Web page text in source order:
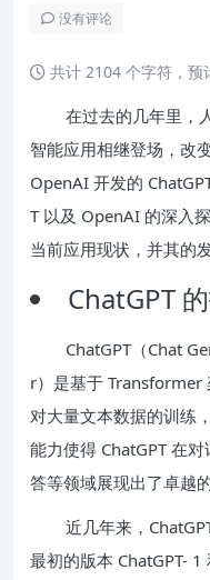
没有评论
共计 2104 个字符，预
在过去的几年里，
智能应用相继登场，改
OpenAI 开发的
T 以及 OpenAI 的深入
当前应用现状，并其的
ChatGPT
ChatGPT（Chat
r）是基于 Transformer
对大量文本数据的训练
能力使得 ChatGPT 在
答等领域展现出了卓越的
近几年来，
最初的版本 ChatGPT-